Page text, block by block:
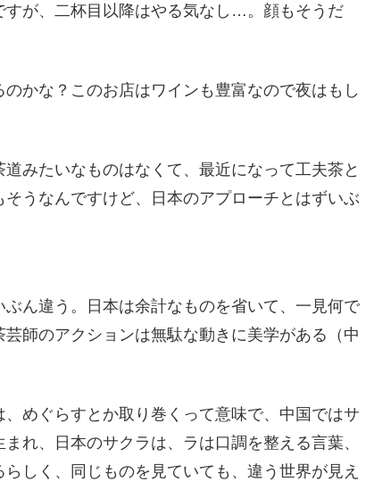
が、二杯目以降はやる気なし…。顔もそうだ
かな？このお店はワインも豊富なので夜はもし
みたいなものはなくて、最近になって工夫茶と
うなんですけど、日本のアプローチとはずいぶ
ん違う。日本は余計なものを省いて、一見何で
師のアクションは無駄な動きに美学がある（中
めぐらすとか取り巻くって意味で、中国ではサ
れ、日本のサクラは、ラは口調を整える言葉、
しく、同じものを見ていても、違う世界が見え